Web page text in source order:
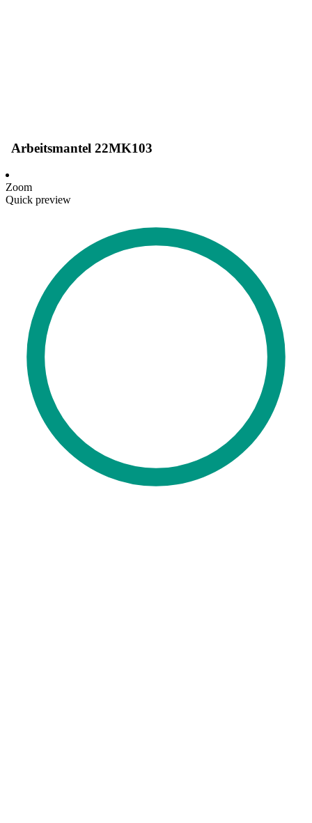
Arbeitsmantel 22MK103
Zoom
Quick preview